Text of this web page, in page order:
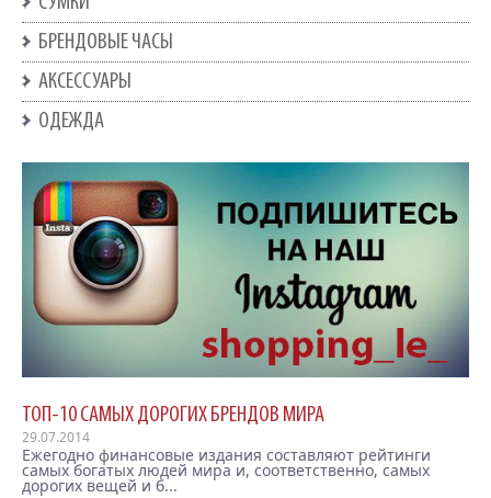
БРЕНДОВЫЕ ЧАСЫ
АКСЕССУАРЫ
ОДЕЖДА
ТОП-10 САМЫХ ДОРОГИХ БРЕНДОВ МИРА
29.07.2014
Ежегодно финансовые издания составляют рейтинги
самых богатых людей мира и, соответственно, самых
дорогих вещей и б...